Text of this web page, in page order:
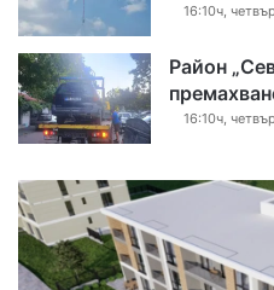
16:10ч,
Район
16:10ч,